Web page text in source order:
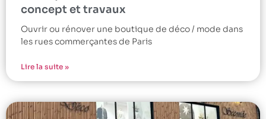
concept et travaux
Ouvrir ou rénover une boutique de déco / mode dans
les rues commerçantes de Paris
Lire la suite »